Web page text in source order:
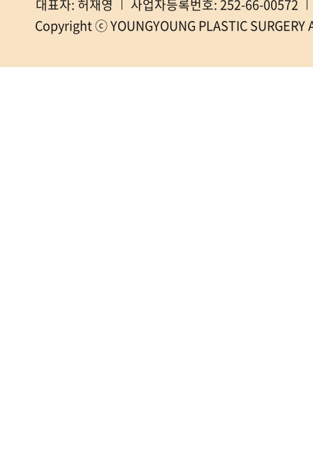
대표자: 허재영
사업자등록번호: 252-66-00572
Copyright ⓒ YOUNGYOUNG PLASTIC